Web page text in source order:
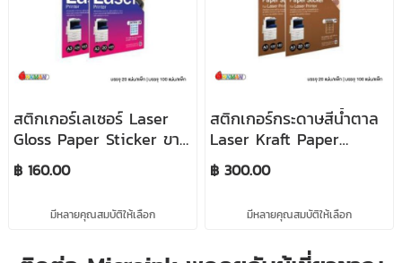
สติกเกอร์เลเซอร์ Laser
Gloss Paper Sticker ขาว
เงา ขนาด A3 บรรจุ
20แผ่น/แพ็ก และ
กระดาษ) สำหรับ
฿ 160.00
มีหลายคุณสมบัติให้เลือก
สติกเกอร์กระดาษสีน้ำตาล
Laser Kraft Paper
Sticker ขนาด A3 บรรจุ
20แผ่น/แพ็ก และ
เครื่องพิมพ์เลเซอร์ Fuji
฿ 300.00
มีหลายคุณสมบัติให้เลือก